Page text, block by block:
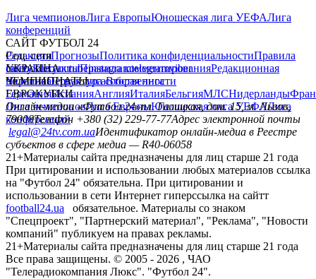
Лига чемпионовЛига ЕвропыЮношеская лига УЕФАЛига
конференций
САЙТ ФУТБОЛ 24
РедакцияПрогнозыПолитика конфиденциальностиПравила
сайтуКонтактыПравила комментированияРедакционная
политикаСтруктура собственности
Соц. сети
facebookxyoutubeinstagramtelegramviber
УКРАИНА
УкраинаПервая лигаВторая лига
ЧЕМПИОНАТЫ
ГерманияИспанияАнглияИталияБельгияМЛСНидерланды
ЕВРОКУБКИ
Лига чемпионовЛига ЕвропыЮношеская лига УЕФАЛига
конференций
Онлайн-медиа «Футбол 24»пл. Галицкая, дом. 15, м. Львов,
79008Телефон +380 (32) 229-77-77Адрес электронной почты
legal@24tv.com.uaИдентификатор онлайн-медиа в Реестре
субъектов в сфере медиа — R40-06058
21+Материалы сайта предназначены для лиц старше 21 года
При цитировании и использовании любых материалов ссылка
на "Футбол 24" обязательна. При цитировании и
использовании в сети Интернет гиперссылка на сайтт
football24.ua
обязательное. Материалы со знаком
"Спецпроект", "Партнерский материал", "Реклама", "Новости
компаний" публикуем на правах рекламы.
21+Материалы сайта предназначены для лиц старше 21 года
Все права защищены. © 2005 - 2026 , ЧАО
"Телерадиокомпания Люкс". "Футбол 24".